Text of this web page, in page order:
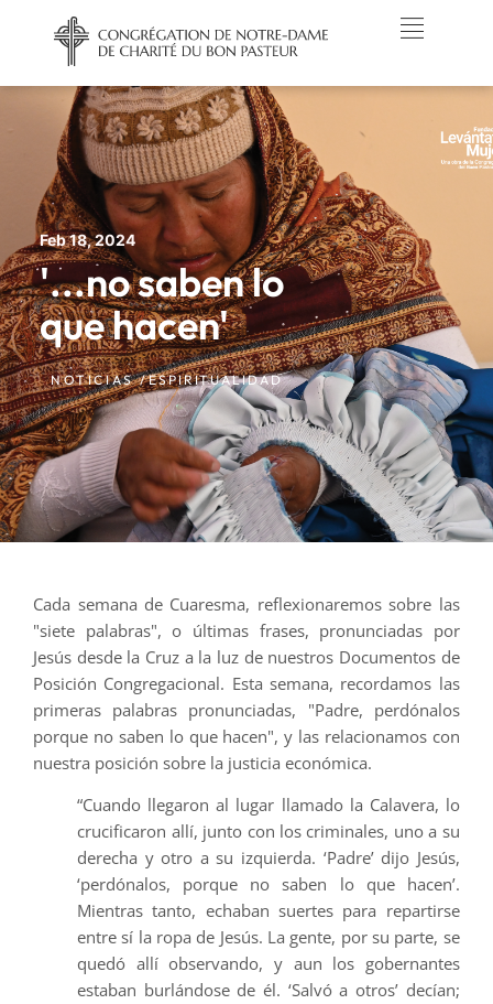
Feb 18, 2024
'...no saben lo
que hacen'
NOTICIAS /ESPIRITUALIDAD
Cada semana de Cuaresma, reflexionaremos sobre las
"siete palabras", o últimas frases, pronunciadas por
Jesús desde la Cruz a la luz de nuestros Documentos de
Posición Congregacional. Esta semana, recordamos las
primeras palabras pronunciadas, "Padre, perdónalos
porque no saben lo que hacen", y las relacionamos con
nuestra posición sobre la justicia económica.
“Cuando llegaron al lugar llamado la Calavera, lo
crucificaron allí, junto con los criminales, uno a su
derecha y otro a su izquierda. ‘Padre’ dijo Jesús,
‘perdónalos, porque no saben lo que hacen’.
Mientras tanto, echaban suertes para repartirse
entre sí la ropa de Jesús. La gente, por su parte, se
quedó allí observando, y aun los gobernantes
estaban burlándose de él. ‘Salvó a otros’ decían;